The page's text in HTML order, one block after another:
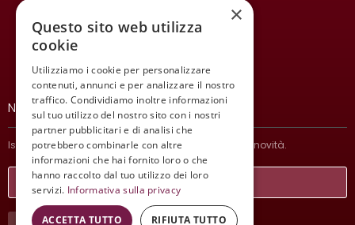
Privacy Policy
Cookie Policy
NEWSLETTER
Iscriviti per ricevere informazioni sulle nostre ultime novità.
×
Questo sito web utilizza
cookie
Utilizziamo i cookie per personalizzare
contenuti, annunci e per analizzare il nostro
traffico. Condividiamo inoltre informazioni
sul tuo utilizzo del nostro sito con i nostri
partner pubblicitari e di analisi che
potrebbero combinarle con altre
informazioni che hai fornito loro o che
hanno raccolto dal tuo utilizzo dei loro
servizi. Informativa sulla privacy
ACCETTA TUTTO RIFIUTA TUTTO